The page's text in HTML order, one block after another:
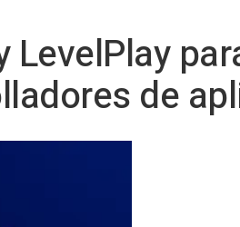
LevelPlay
de